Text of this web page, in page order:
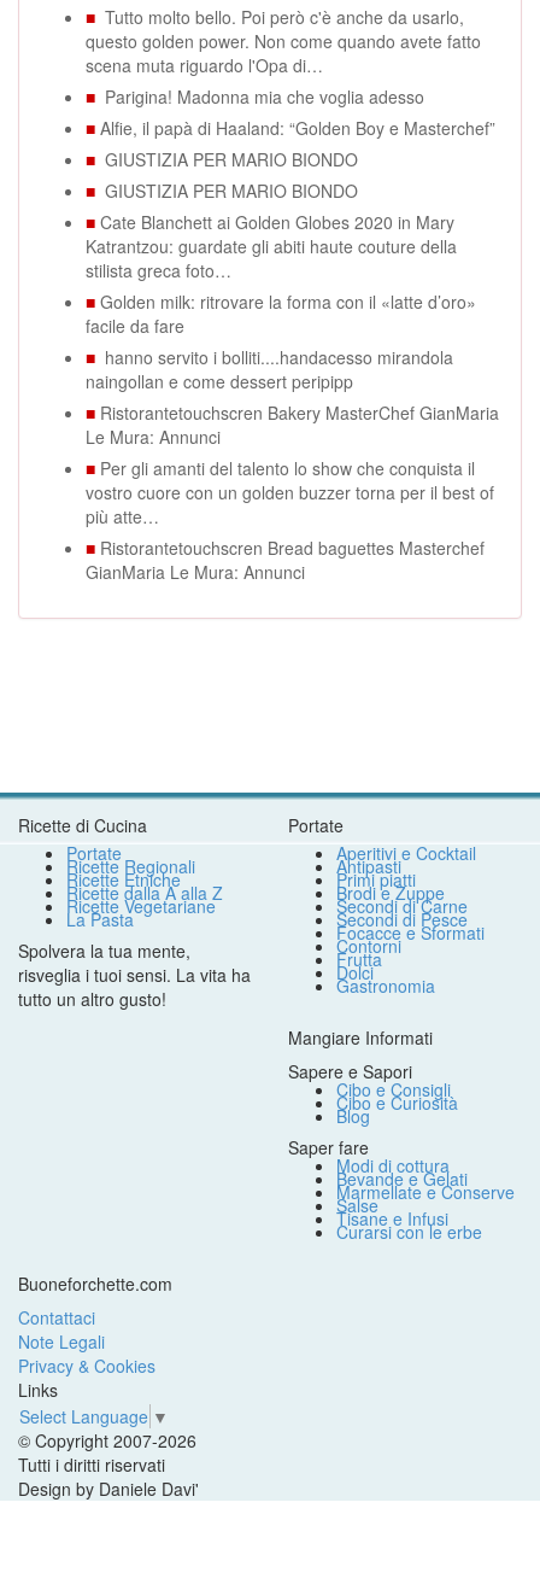
■ Tutto molto bello. Poi però c'è anche da usarlo,
questo golden power. Non come quando avete fatto
scena muta riguardo l'Opa di…
■ Parigina! Madonna mia che voglia adesso
■ Alfie, il papà di Haaland: “Golden Boy e Masterchef”
■ GIUSTIZIA PER MARIO BIONDO
■ GIUSTIZIA PER MARIO BIONDO
■ Cate Blanchett ai Golden Globes 2020 in Mary
Katrantzou: guardate gli abiti haute couture della
stilista greca foto…
■ Golden milk: ritrovare la forma con il «latte d’oro»
facile da fare
■ hanno servito i bolliti....handacesso mirandola
naingollan e come dessert peripipp
■ Ristorantetouchscren Bakery MasterChef GianMaria
Le Mura: Annunci
■ Per gli amanti del talento lo show che conquista il
vostro cuore con un golden buzzer torna per il best of
più atte…
■ Ristorantetouchscren Bread baguettes Masterchef
GianMaria Le Mura: Annunci
Ricette di Cucina
Portate
Ricette Regionali
Ricette Etniche
Ricette dalla A alla Z
Ricette Vegetariane
La Pasta
Spolvera la tua mente,
risveglia i tuoi sensi. La vita ha
tutto un altro gusto!
Portate
Aperitivi e Cocktail
Antipasti
Primi piatti
Brodi e Zuppe
Secondi di Carne
Secondi di Pesce
Focacce e Sformati
Contorni
Frutta
Dolci
Gastronomia
Mangiare Informati
Sapere e Sapori
Cibo e Consigli
Cibo e Curiosità
Blog
Saper fare
Modi di cottura
Bevande e Gelati
Marmellate e Conserve
Salse
Tisane e Infusi
Curarsi con le erbe
Buoneforchette.com
Contattaci
Note Legali
Privacy & Cookies
Links
Select Language ▼
© Copyright 2007-2026
Tutti i diritti riservati
Design by Daniele Davi'